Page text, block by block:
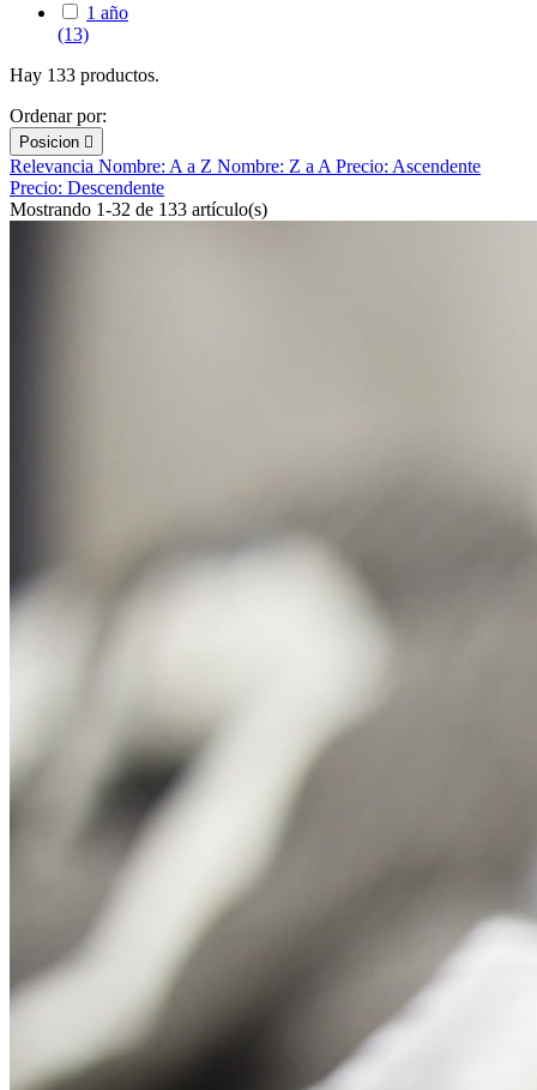
1 año
(13)
Hay 133 productos.
Ordenar por:
Posicion 
Relevancia Nombre: A a Z Nombre: Z a A Precio: Ascendente
Precio: Descendente
Mostrando 1-32 de 133 artículo(s)